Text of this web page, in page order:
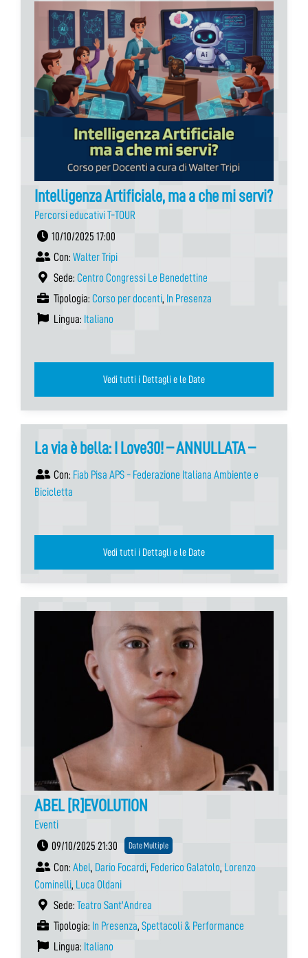
Intelligenza Artificiale, ma a che mi servi?
Percorsi educativi T-TOUR
10/10/2025 17:00
Con: Walter Tripi
Sede: Centro Congressi Le Benedettine
Tipologia: Corso per docenti, In Presenza
Lingua: Italiano
Vedi tutti i Dettagli e le Date
La via è bella: I Love30! – ANNULLATA –
Con: Fiab Pisa APS - Federazione Italiana Ambiente e
Bicicletta
Vedi tutti i Dettagli e le Date
ABEL [R]EVOLUTION
Eventi
09/10/2025 21:30
Date Multiple
Con: Abel, Dario Focardi, Federico Galatolo, Lorenzo
Cominelli, Luca Oldani
Sede: Teatro Sant'Andrea
Tipologia: In Presenza, Spettacoli & Performance
Lingua: Italiano